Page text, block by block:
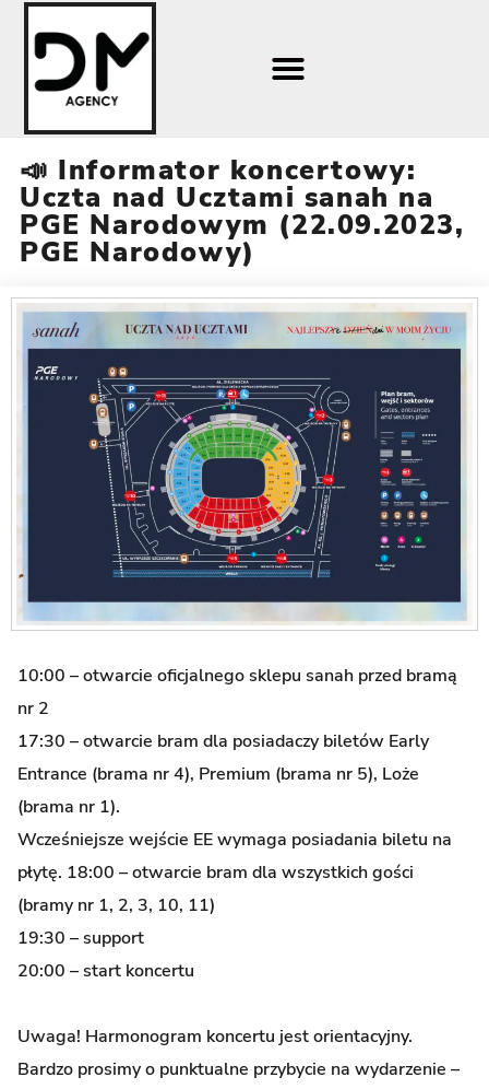
📣 Informator koncertowy:
Uczta nad Ucztami sanah na
PGE Narodowym (22.09.2023,
PGE Narodowy)
10:00 – otwarcie oficjalnego sklepu sanah przed bramą
nr 2
17:30 – otwarcie bram dla posiadaczy biletów Early
Entrance (brama nr 4), Premium (brama nr 5), Loże
(brama nr 1).
Wcześniejsze wejście EE wymaga posiadania biletu na
płytę. 18:00 – otwarcie bram dla wszystkich gości
(bramy nr 1, 2, 3, 10, 11)
19:30 – support
20:00 – start koncertu
Uwaga! Harmonogram koncertu jest orientacyjny.
Bardzo prosimy o punktualne przybycie na wydarzenie –